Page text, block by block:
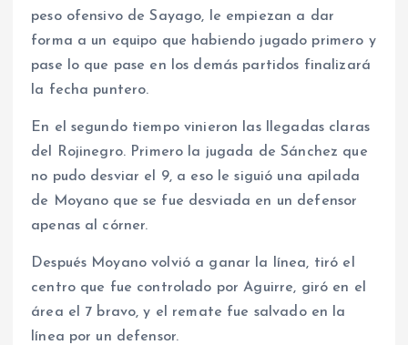
peso ofensivo de Sayago, le empiezan a dar
forma a un equipo que habiendo jugado primero y
pase lo que pase en los demás partidos finalizará
la fecha puntero.
En el segundo tiempo vinieron las llegadas claras
del Rojinegro. Primero la jugada de Sánchez que
no pudo desviar el 9, a eso le siguió una apilada
de Moyano que se fue desviada en un defensor
apenas al córner.
Después Moyano volvió a ganar la línea, tiró el
centro que fue controlado por Aguirre, giró en el
área el 7 bravo, y el remate fue salvado en la
línea por un defensor.